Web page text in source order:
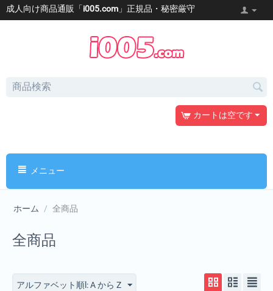
成人向け商品通販「i005.com 」正規品・秘密厳守
カートは空です
メニュー
ホーム / 全商品
全商品
アルファベット順l: A から Z